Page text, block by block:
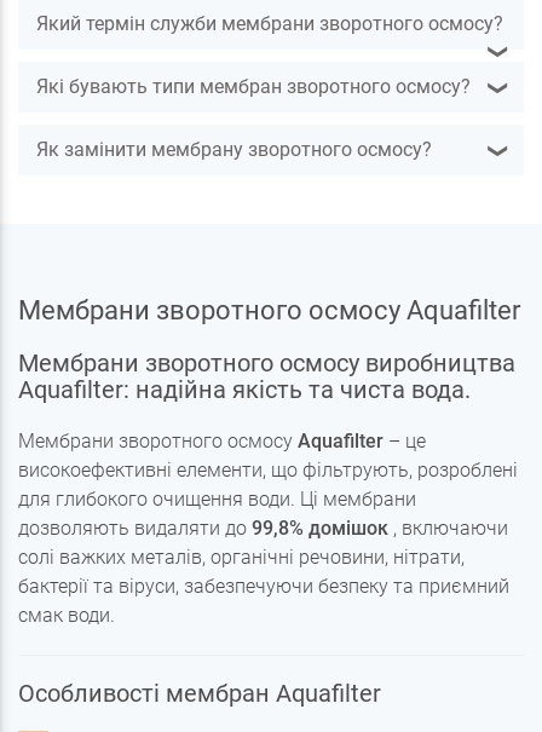
Який термін служби мембрани зворотного осмосу?
❯
Які бувають типи мембран зворотного осмосу? ❯
Як замінити мембрану зворотного осмосу? ❯
Мембрани зворотного осмосу Aquafilter
Мембрани зворотного осмосу виробництва
Aquafilter: надійна якість та чиста вода.
Мембрани зворотного осмосу Aquafilter – це
високоефективні елементи, що фільтрують, розроблені
для глибокого очищення води. Ці мембрани
дозволяють видаляти до 99,8% домішок , включаючи
солі важких металів, органічні речовини, нітрати,
бактерії та віруси, забезпечуючи безпеку та приємний
смак води.
Особливості мембран Aquafilter